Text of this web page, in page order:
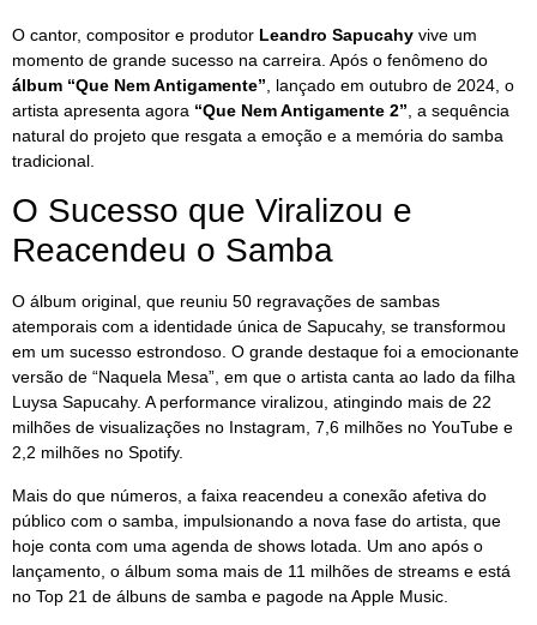
O cantor, compositor e produtor Leandro Sapucahy vive um
momento de grande sucesso na carreira. Após o fenômeno do
álbum “Que Nem Antigamente” , lançado em outubro de 2024, o
artista apresenta agora “Que Nem Antigamente 2” , a sequência
natural do projeto que resgata a emoção e a memória do samba
tradicional.
O Sucesso que Viralizou e
Reacendeu o Samba
O álbum original, que reuniu 50 regravações de sambas
atemporais com a identidade única de Sapucahy, se transformou
em um sucesso estrondoso. O grande destaque foi a emocionante
versão de “Naquela Mesa”, em que o artista canta ao lado da filha
Luysa Sapucahy. A performance viralizou, atingindo mais de 22
milhões de visualizações no Instagram, 7,6 milhões no YouTube e
2,2 milhões no Spotify.
Mais do que números, a faixa reacendeu a conexão afetiva do
público com o samba, impulsionando a nova fase do artista, que
hoje conta com uma agenda de shows lotada. Um ano após o
lançamento, o álbum soma mais de 11 milhões de streams e está
no Top 21 de álbuns de samba e pagode na Apple Music.